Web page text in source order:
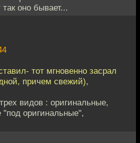
оно бывает...
тот мгновенно засрал
причем свежий),
видов : оригинальные,
оригинальные",